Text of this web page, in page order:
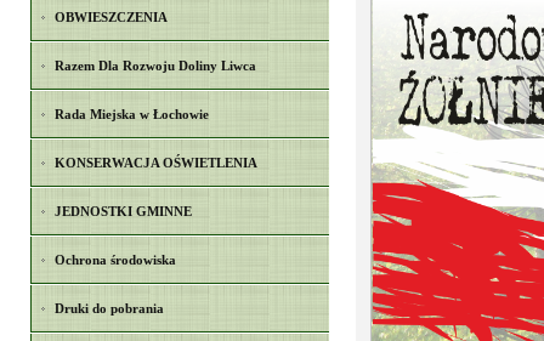
OBWIESZCZENIA
Razem Dla Rozwoju Doliny Liwca
Rada Miejska w Łochowie
KONSERWACJA OŚWIETLENIA
JEDNOSTKI GMINNE
Ochrona środowiska
Druki do pobrania